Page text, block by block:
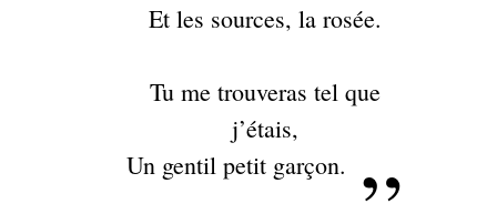
Et les sources, la rosée.
Tu me trouveras tel que
j’étais,
Un gentil petit garçon.